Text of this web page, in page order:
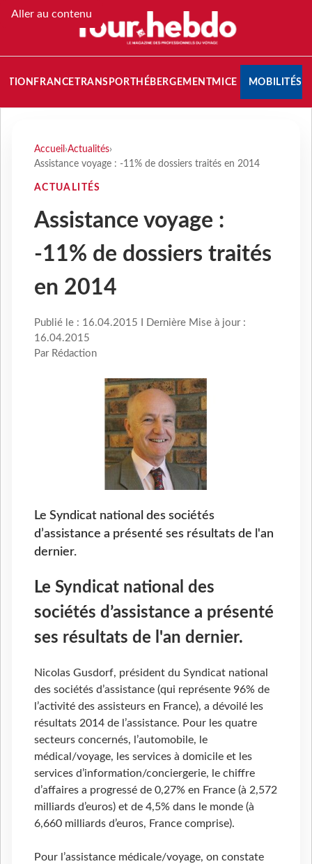
Aller au contenu
FRANCETRANSPORT HÉBERGEMENTMICE MOBILITÉS
Accueil ›Actualités›
Assistance voyage : -11% de dossiers traités en 2014
ACTUALITÉS
Assistance voyage :
-11% de dossiers traités
en 2014
Publié le : 16.04.2015 I Dernière Mise à jour :
16.04.2015
Par Rédaction
Le Syndicat national des sociétés
d’assistance a présenté ses résultats de l'an
dernier.
Le Syndicat national des
sociétés d’assistance a présenté
ses résultats de l'an dernier.
Nicolas Gusdorf, président du Syndicat national
des sociétés d’assistance (qui représente 96% de
l’activité des assisteurs en France), a dévoilé les
résultats 2014 de l’assistance. Pour les quatre
secteurs concernés, l’automobile, le
médical/voyage, les services à domicile et les
services d’information/conciergerie, le chiffre
d’affaires a progressé de 0,27% en France (à 2,572
milliards d’euros) et de 4,5% dans le monde (à
6,660 milliards d’euros, France comprise).
Pour l’assistance médicale/voyage, on constate